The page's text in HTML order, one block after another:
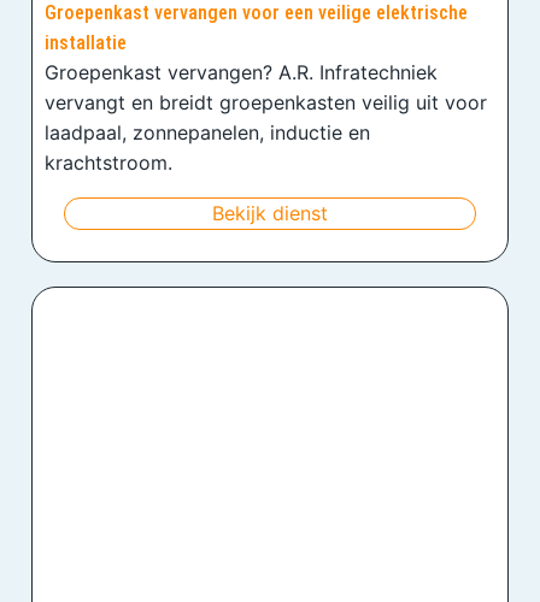
Groepenkast vervangen voor een veilige elektrische
installatie
Groepenkast vervangen? A.R. Infratechniek
vervangt en breidt groepenkasten veilig uit voor
laadpaal, zonnepanelen, inductie en
krachtstroom.
Bekijk dienst